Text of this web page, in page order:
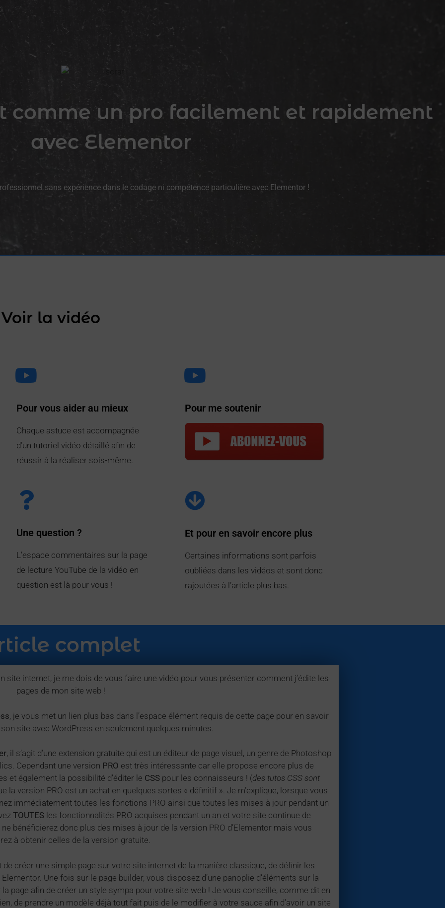
comme un pro facilement et rapidement
avec Elementor
sans expérience dans le codage ni compétence particulière avec Elementor !
Voir la vidéo
Pour vous aider au mieux
Chaque astuce est accompagnée
d’un tutoriel vidéo détaillé afin de
réussir à la réaliser sois-même.
Une question ?
L’espace commentaires sur la page
de lecture YouTube de la vidéo en
question est là pour vous !
Pour me soutenir
Et pour en savoir encore plus
Certaines informations sont parfois
oubliées dans les vidéos et sont donc
rajoutées à l’article plus bas.
complet
internet, je me dois de vous faire une vidéo pour vous présenter comment j’édite les
pages de mon site web !
, je vous met un lien plus bas dans l’espace élément requis de cette page pour en savoir
site avec WordPress en seulement quelques minutes.
, il s’agit d’une extension gratuite qui est un éditeur de page visuel, un genre de Photoshop
Cependant une version PRO est très intéressante car elle propose encore plus de
et également la possibilité d’éditer le CSS pour les connaisseurs ! (des tutos CSS sont
la version PRO est un achat en quelques sortes « définitif ». Je m’explique, lorsque vous
immédiatement toutes les fonctions PRO ainsi que toutes les mises à jour pendant un
TOUTES les fonctionnalités PRO acquises pendant un an et votre site continue de
bénéficierez donc plus des mises à jour de la version PRO d’Elementor mais vous
à obtenir celles de la version gratuite.
créer une simple page sur votre site internet de la manière classique, de définir les
Une fois sur le page builder, vous disposez d’une panoplie d’éléments sur la
page afin de créer un style sympa pour votre site web ! Je vous conseille, comme dit en
de prendre un modèle déjà tout fait puis de le modifier à votre sauce afin d’avoir un site